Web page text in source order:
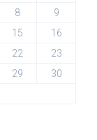
8
9
15
16
22
23
29
30